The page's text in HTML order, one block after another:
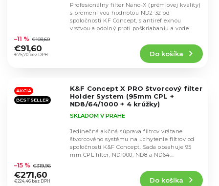
hodnotenie
produktu
je
hviezdičiek.
€75,70 bez DPH
–11 % €103,60
€91,60
Do košíka
Profesionálny filter Nano-X (prémiovej kvality)
s premenlivou hodnotou ND2-32 od
spoločnosti KF Concept, s antireflexnou
vrstvou a odolný proti poškriabaniu a vode.
AKCIA
BESTSELLER
K&F Concept X PRO štvorcový filter
Holder System (95mm CPL +
ND8/64/1000 + 4 krúžky)
hodnotenie
produktu
je
SKLADOM V PRAHE
€224,46 bez DPH
–15 % €319,96
€271,60
Do košíka
Jedinečná akčná súprava filtrov vrátane
štvorcového systému na uchytenie filtrov od
spoločnosti K&F Concept. Sada obsahuje 95
mm CPL filter, ND1000, ND8 a ND64